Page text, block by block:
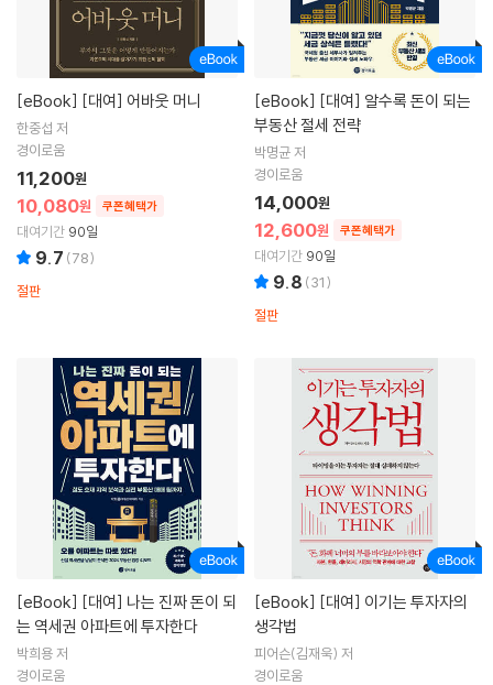
[eBook] [대여] 어바웃 머니
한중섭 저
경이로움
10,080원 쿠폰혜택가
11,200원
대여기간 90일
9.7 (78)
절판
[eBook]
부동산 절세 전략
박명균 저
경이로움
12,600원 쿠폰혜택가
14,000원
대여기간 90일
9.8 (31)
절판
[eBook]
는 역세권 아파트에 투자한다
박희용 저
경이로움
[eBook]
생각법
피어슨(김재욱) 저
경이로움